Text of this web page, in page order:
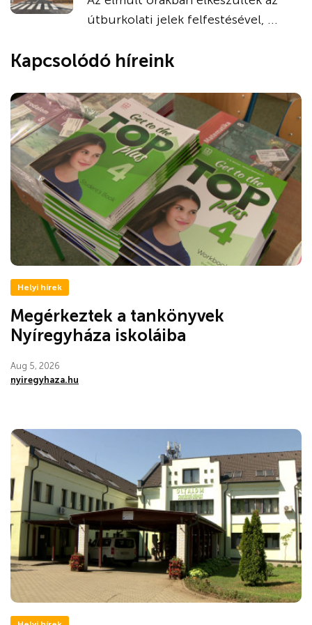
útburkolati jelek felfestésével, ...
Kapcsolódó híreink
Helyi hírek
Megérkeztek a tankönyvek
Nyíregyháza iskoláiba
Aug 5, 2026
nyiregyhaza.hu